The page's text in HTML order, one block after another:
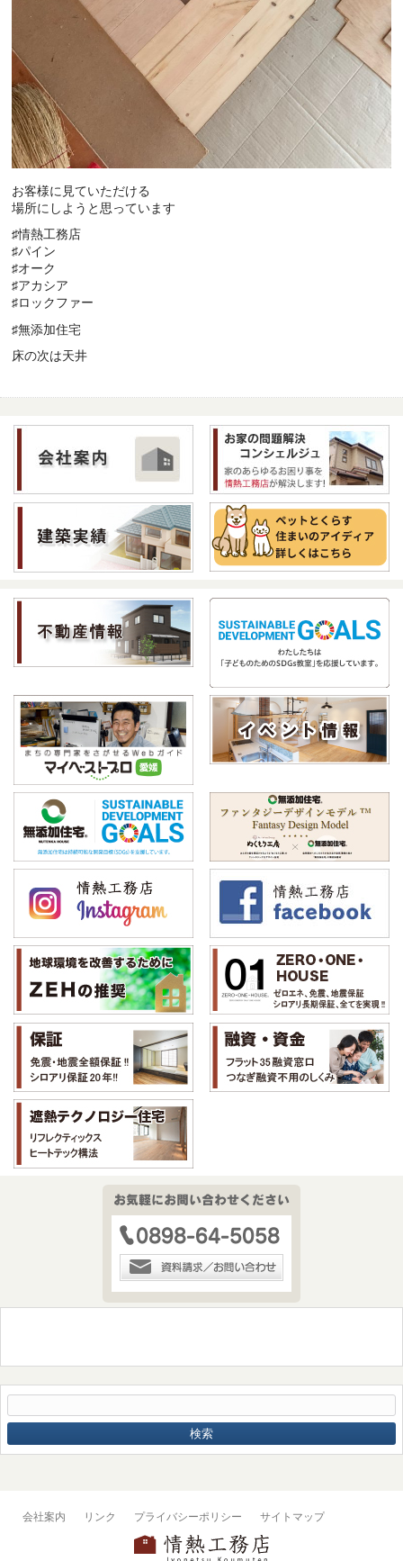
お客様に見ていただける
場所にしようと思っています
♯情熱工務店
♯パイン
♯オーク
♯アカシア
♯ロックファー
♯無添加住宅
床の次は天井
会社案内 リンク プライバシーポリシー サイトマップ